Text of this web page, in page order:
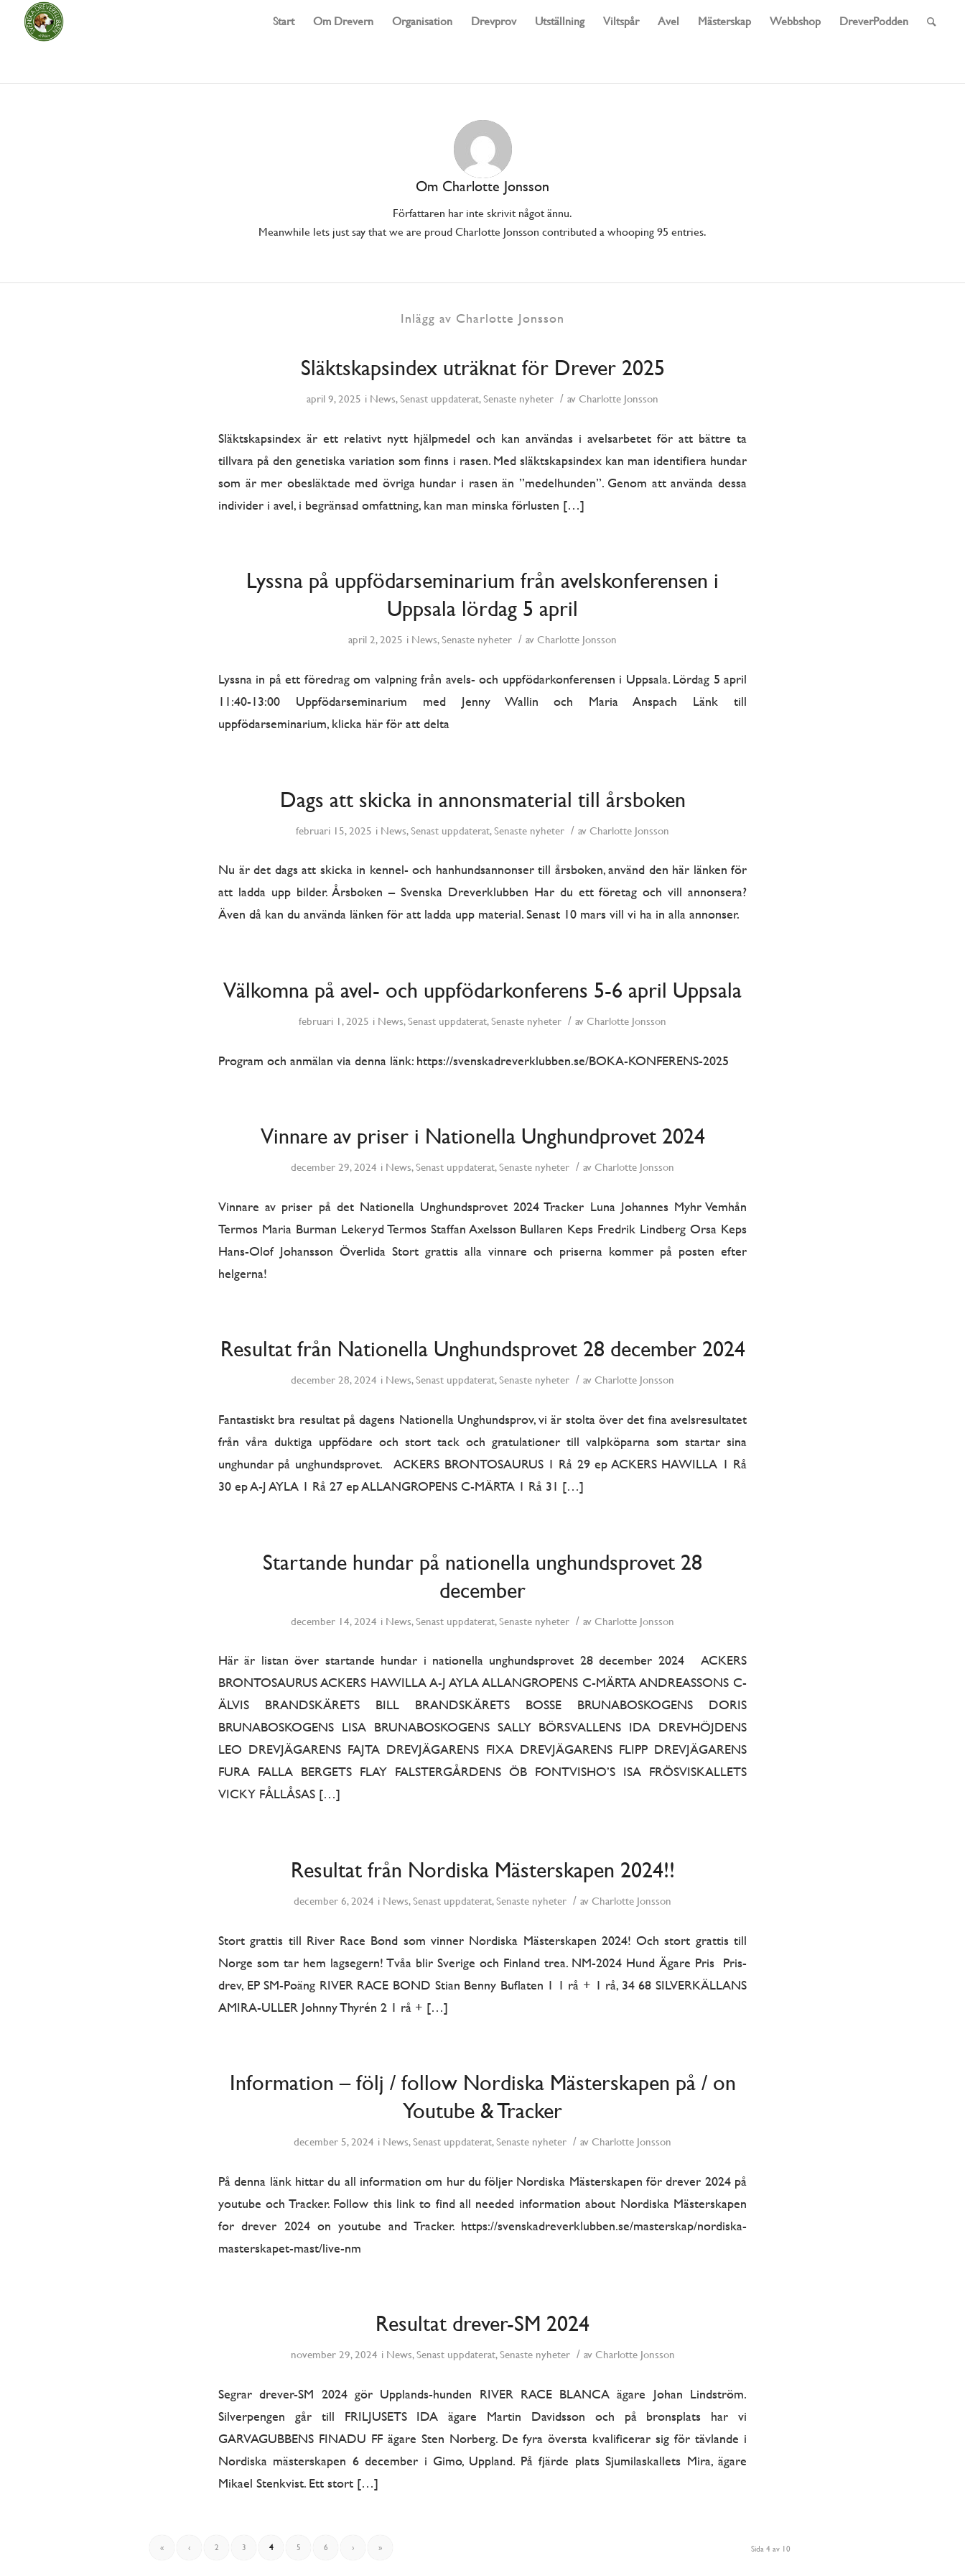
Start Om Drevern Organisation Drevprov Utställning Viltspår Avel Mästerskap Webbshop DreverPodden
Om Charlotte Jonsson
Författaren har inte skrivit något ännu.
Meanwhile lets just say that we are proud Charlotte Jonsson contributed a whooping 95 entries.
Inlägg av Charlotte Jonsson
Släktskapsindex uträknat för Drever 2025
april 9, 2025 i News, Senast uppdaterat, Senaste nyheter / av Charlotte Jonsson
Släktskapsindex är ett relativt nytt hjälpmedel och kan användas i avelsarbetet för att bättre ta
tillvara på den genetiska variation som finns i rasen. Med släktskapsindex kan man identifiera hundar
som är mer obesläktade med övriga hundar i rasen än ”medelhunden”. Genom att använda dessa
individer i avel, i begränsad omfattning, kan man minska förlusten […]
Lyssna på uppfödarseminarium från avelskonferensen i
Uppsala lördag 5 april
april 2, 2025 i News,Senaste nyheter / av Charlotte Jonsson
Lyssna in på ett föredrag om valpning från avels- och uppfödarkonferensen i Uppsala. Lördag 5 april
11:40-13:00 Uppfödarseminarium med Jenny Wallin och Maria Anspach Länk till
uppfödarseminarium, klicka här för att delta
Dags att skicka in annonsmaterial till årsboken
februari 15, 2025 i News, Senast uppdaterat, Senaste nyheter / av Charlotte Jonsson
Nu är det dags att skicka in kennel- och hanhundsannonser till årsboken, använd den här länken för
att ladda upp bilder. Årsboken – Svenska Dreverklubben Har du ett företag och vill annonsera?
Även då kan du använda länken för att ladda upp material. Senast 10 mars vill vi ha in alla annonser.
Välkomna på avel- och uppfödarkonferens 5-6 april Uppsala
februari 1, 2025 i News, Senast uppdaterat, Senaste nyheter / av Charlotte Jonsson
Program och anmälan via denna länk: https://svenskadreverklubben.se/BOKA-KONFERENS-2025
Vinnare av priser i Nationella Unghundprovet 2024
december 29, 2024 i News, Senast uppdaterat, Senaste nyheter / av Charlotte Jonsson
Vinnare av priser på det Nationella Unghundsprovet 2024 Tracker Luna Johannes Myhr Vemhån
Termos Maria Burman Lekeryd Termos Staffan Axelsson Bullaren Keps Fredrik Lindberg Orsa Keps
Hans-Olof Johansson Överlida Stort grattis alla vinnare och priserna kommer på posten efter
helgerna!
Resultat från Nationella Unghundsprovet 28 december 2024
december 28, 2024 i News,Senast uppdaterat,Senaste nyheter / av Charlotte Jonsson
Fantastiskt bra resultat på dagens Nationella Unghundsprov, vi är stolta över det fina avelsresultatet
från våra duktiga uppfödare och stort tack och gratulationer till valpköparna som startar sina
unghundar på unghundsprovet. ACKERS BRONTOSAURUS 1 Rå 29 ep ACKERS HAWILLA 1 Rå
30 ep A-J AYLA 1 Rå 27 ep ALLANGROPENS C-MÄRTA 1 Rå 31 […]
Startande hundar på nationella unghundsprovet 28
december
december 14, 2024 i News, Senast uppdaterat, Senaste nyheter / av Charlotte Jonsson
Här är listan över startande hundar i nationella unghundsprovet 28 december 2024 ACKERS
BRONTOSAURUS ACKERS HAWILLA A-J AYLA ALLANGROPENS C-MÄRTA ANDREASSONS C-
ÄLVIS BRANDSKÄRETS BILL BRANDSKÄRETS BOSSE BRUNABOSKOGENS DORIS
BRUNABOSKOGENS LISA BRUNABOSKOGENS SALLY BÖRSVALLENS IDA DREVHÖJDENS
LEO DREVJÄGARENS FAJTA DREVJÄGARENS FIXA DREVJÄGARENS FLIPP DREVJÄGARENS
FURA FALLA BERGETS FLAY FALSTERGÅRDENS ÖB FONTVISHO’S ISA FRÖSVISKALLETS
VICKY FÅLLÅSAS […]
Resultat från Nordiska Mästerskapen 2024!!
december 6, 2024 i News, Senast uppdaterat, Senaste nyheter / av Charlotte Jonsson
Stort grattis till River Race Bond som vinner Nordiska Mästerskapen 2024! Och stort grattis till
Norge som tar hem lagsegern! Tvåa blir Sverige och Finland trea. NM-2024 Hund Ägare Pris Pris-
drev, EP SM-Poäng RIVER RACE BOND Stian Benny Buflaten 1 1 rå + 1 rå, 34 68 SILVERKÄLLANS
AMIRA-ULLER Johnny Thyrén 2 1 rå + […]
Information – följ / follow Nordiska Mästerskapen på / on
Youtube & Tracker
december 5, 2024 i News, Senast uppdaterat, Senaste nyheter / av Charlotte Jonsson
På denna länk hittar du all information om hur du följer Nordiska Mästerskapen för drever 2024 på
youtube och Tracker. Follow this link to find all needed information about Nordiska Mästerskapen
for drever 2024 on youtube and Tracker. https://svenskadreverklubben.se/masterskap/nordiska-
masterskapet-mast/live-nm
Resultat drever-SM 2024
november 29, 2024 i News,Senast uppdaterat,Senaste nyheter / av Charlotte Jonsson
Segrar drever-SM 2024 gör Upplands-hunden RIVER RACE BLANCA ägare Johan Lindström.
Silverpengen går till FRILJUSETS IDA ägare Martin Davidsson och på bronsplats har vi
GARVAGUBBENS FINADU FF ägare Sten Norberg. De fyra översta kvalificerar sig för tävlande i
Nordiska mästerskapen 6 december i Gimo, Uppland. På fjärde plats Sjumilaskallets Mira, ägare
Mikael Stenkvist. Ett stort […]
Sida 4 av 10
« ‹ 2 3 4 5 6 › »